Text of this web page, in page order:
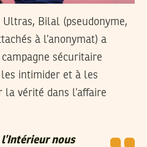
Bilal (pseudonyme,
à l’anonymat) a
sécuritaire
intimider et à les
la vérité dans l’affaire
nous